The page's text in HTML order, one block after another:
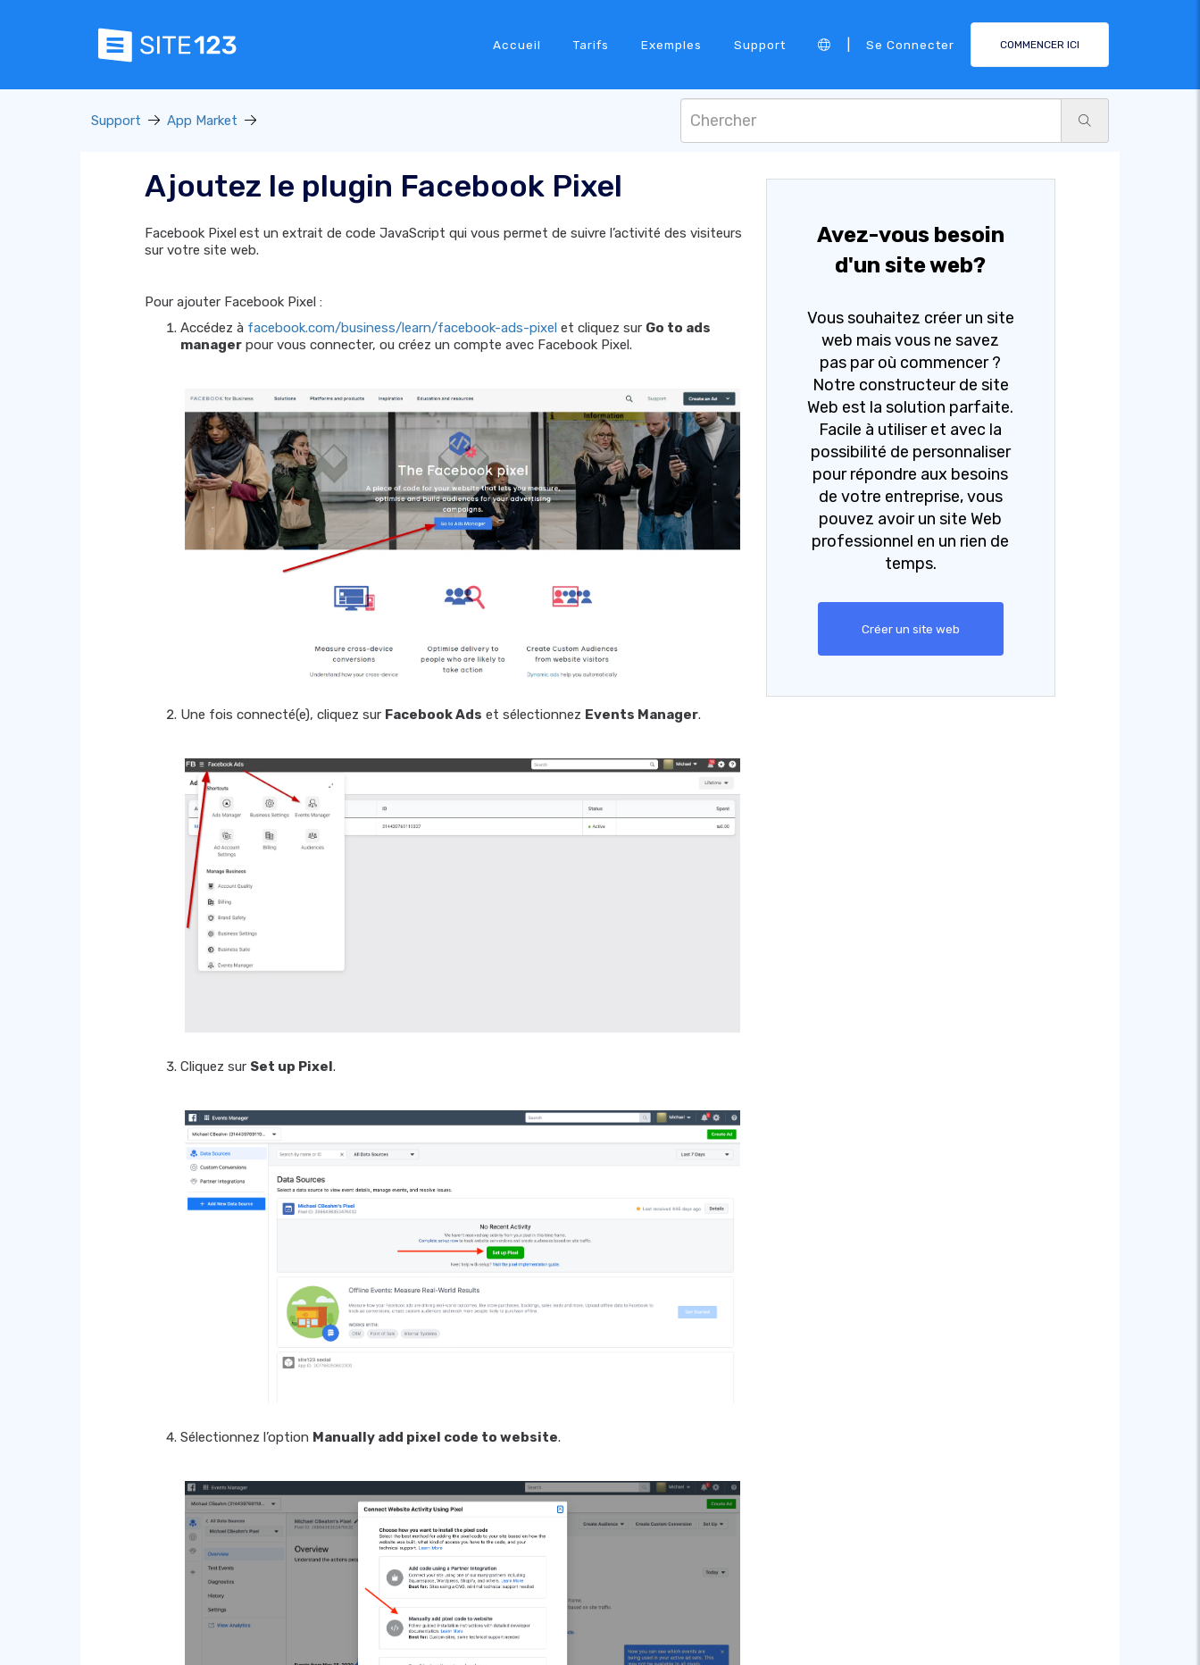
Accueil Tarifs Exemples Support Se Connecter COMMENCER ICI
Support App Market
Ajoutez le plugin Facebook Pixel
Facebook Pixelest un extrait de code JavaScript qui vous permet de suivre l’activité des visiteurs
sur votre site web.
Pour ajouter Facebook Pixel :
Accédez à facebook.com/business/learn/facebook-ads-pixel et cliquez sur Go to ads
manager pour vous connecter, ou créez un compte avec Facebook Pixel.
Une fois connecté(e), cliquez sur Facebook Ads et sélectionnez Events Manager.
Cliquez sur Set up Pixel.
Sélectionnez l’option Manually add pixel code to website.
Avez-vous besoin
d'un site web?
Vous souhaitez créer un site
web mais vous ne savez
pas par où commencer ?
Notre constructeur de site
Web est la solution parfaite.
Facile à utiliser et avec la
possibilité de personnaliser
pour répondre aux besoins
de votre entreprise, vous
pouvez avoir un site Web
professionnel en un rien de
temps.
Créer un site web